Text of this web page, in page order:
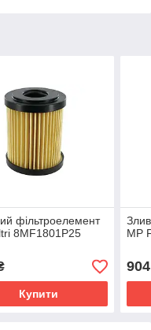
фільтроелемент
8MF1801P25
Купити
MP
904